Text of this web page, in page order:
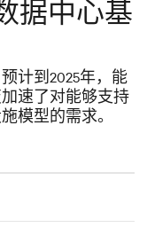
据中心基
计到2025年，能
速了对能够支持
模型的需求。